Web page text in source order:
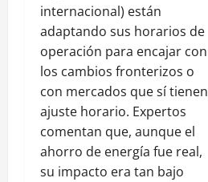
internacional) están
adaptando sus horarios de
operación para encajar con
los cambios fronterizos o
con mercados que sí tienen
ajuste horario. Expertos
comentan que, aunque el
ahorro de energía fue real,
su impacto era tan bajo